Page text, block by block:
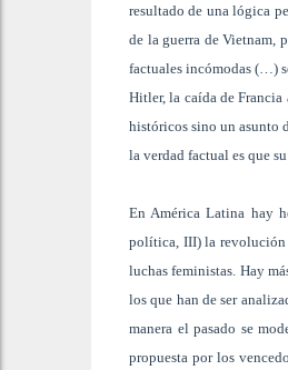
resultado de una lógica
de la guerra de Vietnam,
factuales incómodas (…)
Hitler, la caída de
históricos sino un asunto
la verdad factual es que
En América Latina hay
política, III) la revolución
luchas feministas. Hay
los que han de ser
manera el pasado se
propuesta por los